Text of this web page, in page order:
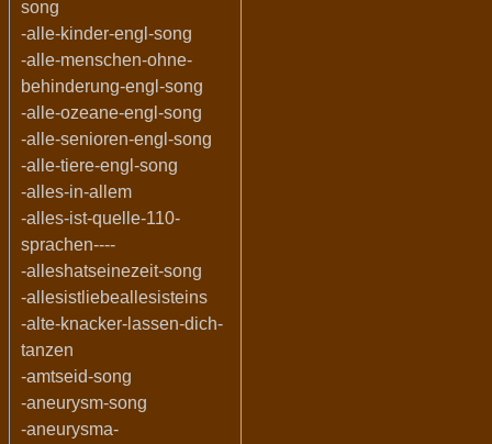
song
-alle-kinder-engl-song
-alle-menschen-ohne-
behinderung-engl-song
-alle-ozeane-engl-song
-alle-senioren-engl-song
-alle-tiere-engl-song
-alles-in-allem
-alles-ist-quelle-110-
sprachen----
-alleshatseinezeit-song
-allesistliebeallesisteins
-alte-knacker-lassen-dich-
tanzen
-amtseid-song
-aneurysm-song
-aneurysma-